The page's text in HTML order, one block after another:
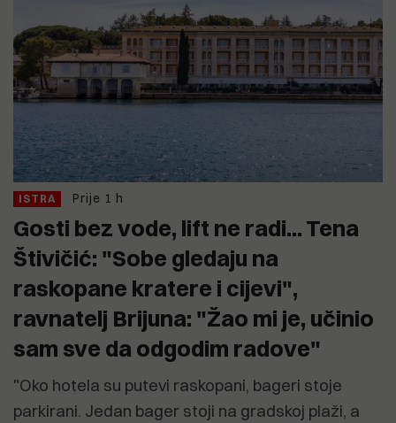
ISTRA Prije 1 h
Gosti bez vode, lift ne radi... Tena
Štivičić: "Sobe gledaju na
raskopane kratere i cijevi",
ravnatelj Brijuna: "Žao mi je, učinio
sam sve da odgodim radove"
"Oko hotela su putevi raskopani, bageri stoje
parkirani. Jedan bager stoji na gradskoj plaži, a